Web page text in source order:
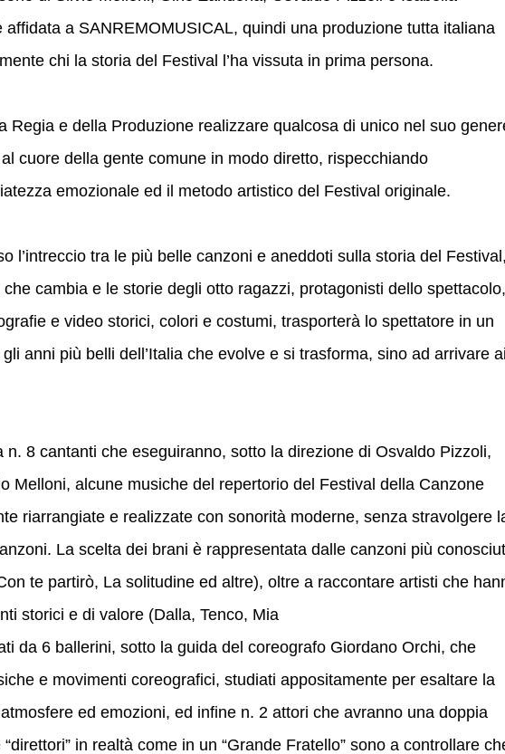
affidata a SANREMOMUSICAL, quindi una produzione tutta italiana
chi la storia del Festival l’ha vissuta in prima persona.
Regia e della Produzione realizzare qualcosa di unico nel suo
cuore della gente comune in modo diretto, rispecchiando
emozionale ed il metodo artistico del Festival originale.
l’intreccio tra le più belle canzoni e aneddoti sulla storia del Festival,
che cambia e le storie degli otto ragazzi, protagonisti dello spettacolo,
e video storici, colori e costumi, trasporterà lo spettatore in un
anni più belli dell’Italia che evolve e si trasforma, sino ad arrivare ai
n. 8 cantanti che eseguiranno, sotto la direzione di Osvaldo Pizzoli,
Melloni, alcune musiche del repertorio del Festival della Canzone
riarrangiate e realizzate con sonorità moderne, senza stravolgere
La scelta dei brani è rappresentata dalle canzoni più
te partirò, La solitudine ed altre), oltre a raccontare artisti che
storici e di valore (Dalla, Tenco, Mia
da 6 ballerini, sotto la guida del coreografo Giordano Orchi, che
e movimenti coreografici, studiati appositamente per esaltare la
ed emozioni, ed infine n. 2 attori che avranno una doppia
“direttori” in realtà come in un “Grande Fratello” sono a controllare